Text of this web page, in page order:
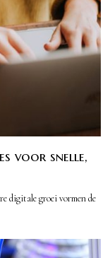
voor snelle,
digitale groei vormen de